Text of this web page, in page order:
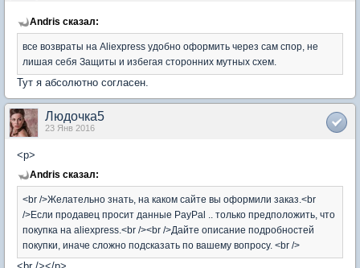
Andris сказал:
все возвраты на Aliexpress удобно оформить через сам спор, не
лишая себя Защиты и избегая сторонних мутных схем.
Тут я абсолютно согласен.
Людочка5
23 Янв 2016
<p>
Andris сказал:
<br />Желательно знать, на каком сайте вы оформили заказ.<br
/>Если продавец просит данные PayPal .. только предположить, что
покупка на aliexpress.<br /><br />Дайте описание подробностей
покупки, иначе сложно подсказать по вашему вопросу. <br />